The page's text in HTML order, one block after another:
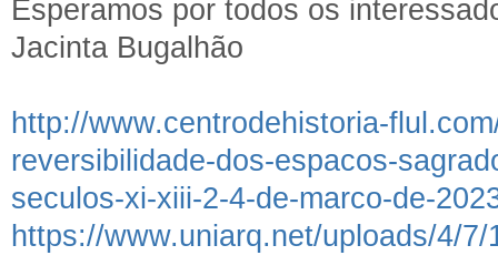
Esperamos por todos os
Jacinta Bugalhão
http://www.centrodehistoria-
reversibilidade-dos-espacos-
seculos-xi-xiii-2-4-de-marco-de-
https://www.uniarq.net/uploads/4/